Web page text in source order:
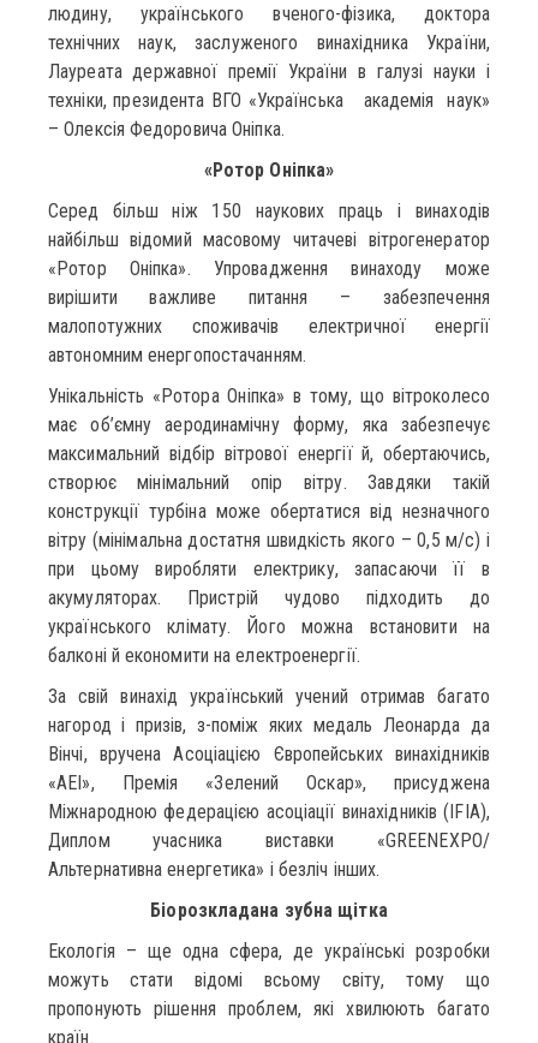
людину, українського вченого-фізика, доктора
технічних наук, заслуженого винахідника України,
Лауреата державної премії України в галузі науки і
техніки, президента ВГО «Українська академія наук»
– Олексія Федоровича Оніпка.
«Ротор Оніпка»
Серед більш ніж 150 наукових праць і винаходів
найбільш відомий масовому читачеві вітрогенератор
«Ротор Оніпка». Упровадження винаходу може
вирішити важливе питання – забезпечення
малопотужних споживачів електричної енергії
автономним енергопостачанням.
Унікальність «Ротора Оніпка» в тому, що вітроколесо
має об’ємну аеродинамічну форму, яка забезпечує
максимальний відбір вітрової енергії й, обертаючись,
створює мінімальний опір вітру. Завдяки такій
конструкції турбіна може обертатися від незначного
вітру (мінімальна достатня швидкість якого – 0,5 м/с) і
при цьому виробляти електрику, запасаючи її в
акумуляторах. Пристрій чудово підходить до
українського клімату. Його можна встановити на
балконі й економити на електроенергії.
За свій винахід український учений отримав багато
нагород і призів, з-поміж яких медаль Леонарда да
Вінчі, вручена Асоціацією Європейських винахідників
«AEI», Премія «Зелений Оскар», присуджена
Міжнародною федерацією асоціації винахідників (IFIA),
Диплом учасника виставки «GREENEXPO/
Альтернативна енергетика» і безліч інших.
Біорозкладана зубна щітка
Екологія – ще одна сфера, де українські розробки
можуть стати відомі всьому світу, тому що
пропонують рішення проблем, які хвилюють багато
країн.